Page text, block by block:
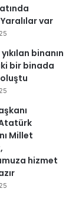
var
binanın
bir binada
Millet
hizmet